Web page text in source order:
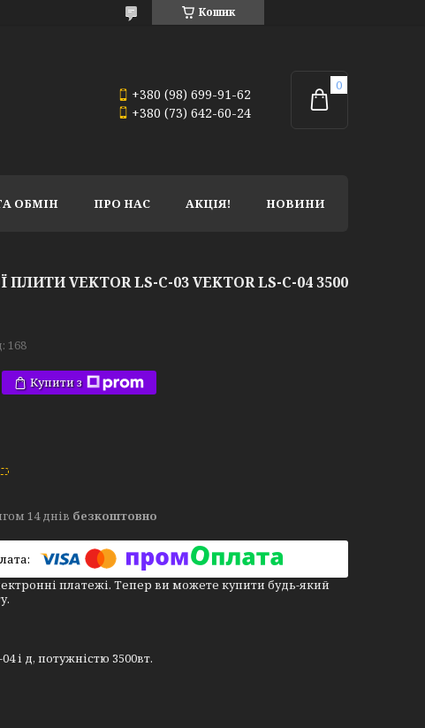
Кошик
+380 (98) 699-91-62
+380 (73) 642-60-24
ОБМІН ПРО НАС АКЦІЯ! НОВИНИ
VEKTOR LS-C-03 VEKTOR LS-C-04 3500
168
Купити з
14 днів безкоштовно
платежі. Тепер ви можете купити будь-який
і д, потужністю 3500вт.